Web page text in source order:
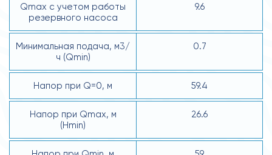
Qmax с учетом работы
резервного насоса
9.6
Минимальная подача, м3/
ч (Qmin)
0.7
Напор при Q=0, м 59.4
Напор при Qmax, м
(Hmin)
26.6